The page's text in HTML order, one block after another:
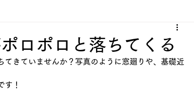
ロポロと落ちてくる
きていませんか？写真のように窓廻りや、基礎近
す！